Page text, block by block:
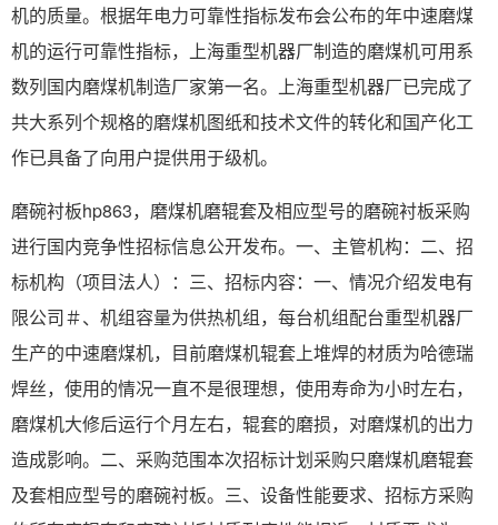
机的质量。根据年电力可靠性指标发布会公布的年中速磨煤
机的运行可靠性指标，上海重型机器厂制造的磨煤机可用系
数列国内磨煤机制造厂家第一名。上海重型机器厂已完成了
共大系列个规格的磨煤机图纸和技术文件的转化和国产化工
作已具备了向用户提供用于级机。
磨碗衬板hp863，磨煤机磨辊套及相应型号的磨碗衬板采购
进行国内竞争性招标信息公开发布。一、主管机构：二、招
标机构（项目法人）：三、招标内容：一、情况介绍发电有
限公司＃、机组容量为供热机组，每台机组配台重型机器厂
生产的中速磨煤机，目前磨煤机辊套上堆焊的材质为哈德瑞
焊丝，使用的情况一直不是很理想，使用寿命为小时左右，
磨煤机大修后运行个月左右，辊套的磨损，对磨煤机的出力
造成影响。二、采购范围本次招标计划采购只磨煤机磨辊套
及套相应型号的磨碗衬板。三、设备性能要求、招标方采购